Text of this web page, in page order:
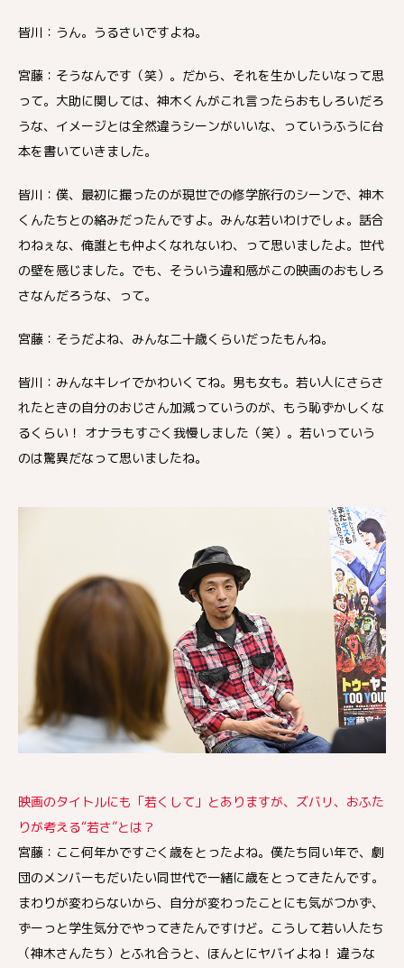
皆川：うん。うるさいですよね。
宮藤：そうなんです（笑）。だから、それを生かしたいなって思
って。大助に関しては、神木くんがこれ言ったらおもしろいだろ
うな、イメージとは全然違うシーンがいいな、っていうふうに台
本を書いていきました。
皆川：僕、最初に撮ったのが現世での修学旅行のシーンで、神木
くんたちとの絡みだったんですよ。みんな若いわけでしょ。話合
わねぇな、俺誰とも仲よくなれないわ、って思いましたよ。世代
の壁を感じました。でも、そういう違和感がこの映画のおもしろ
さなんだろうな、って。
宮藤：そうだよね、みんな二十歳くらいだったもんね。
皆川：みんなキレイでかわいくてね。男も女も。若い人にさらさ
れたときの自分のおじさん加減っていうのが、もう恥ずかしくな
るくらい！ オナラもすごく我慢しました（笑）。若いっていう
のは驚異だなって思いましたね。
映画のタイトルにも「若くして」とありますが、ズバリ、おふた
りが考える“若さ”とは？
宮藤：ここ何年かですごく歳をとったよね。僕たち同い年で、劇
団のメンバーもだいたい同世代で一緒に歳をとってきたんです。
まわりが変わらないから、自分が変わったことにも気がつかず、
ずーっと学生気分でやってきたんですけど。こうして若い人たち
（神木さんたち）とふれ合うと、ほんとにヤバイよね！ 違うな